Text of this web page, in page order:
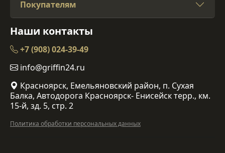
Покупателям
Наши контакты
+7 (908) 024-39-49
info@griffin24.ru
Красноярск, Емельяновский район, п. Сухая
Балка, Автодорога Красноярск- Енисейск терр., км.
15-й, зд. 5, стр. 2
Политика обработки персональных данных